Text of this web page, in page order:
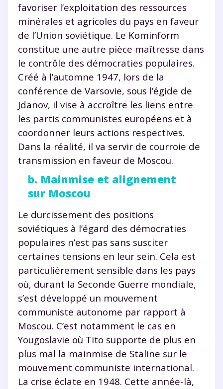
favoriser l’exploitation des ressources
minérales et agricoles du pays en faveur
de l’Union soviétique. Le Kominform
constitue une autre pièce maîtresse dans
le contrôle des démocraties populaires.
Créé à l’automne 1947, lors de la
conférence de Varsovie, sous l’égide de
Jdanov, il vise à accroître les liens entre
les partis communistes européens et à
coordonner leurs actions respectives.
Dans la réalité, il va servir de courroie de
transmission en faveur de Moscou.
b. Mainmise et alignement
sur Moscou
Le durcissement des positions
soviétiques à l’égard des démocraties
populaires n’est pas sans susciter
certaines tensions en leur sein. Cela est
particulièrement sensible dans les pays
où, durant la Seconde Guerre mondiale,
s’est développé un mouvement
communiste autonome par rapport à
Moscou. C’est notamment le cas en
Yougoslavie où Tito supporte de plus en
plus mal la mainmise de Staline sur le
mouvement communiste international.
La crise éclate en 1948. Cette année-là,
Fermer
Envie de progresser
et de réussir votre
année scolaire ?
Testez gratuitement
pendant 24h notre
plateforme de soutien
scolaire !
Fiches de cours et vidéos, exercices